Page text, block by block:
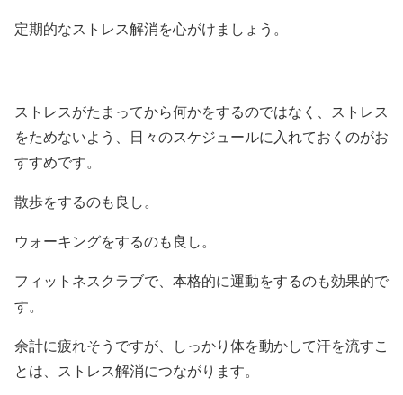
定期的なストレス解消を心がけましょう。
ストレスがたまってから何かをするのではなく、ストレス
をためないよう、日々のスケジュールに入れておくのがお
すすめです。
散歩をするのも良し。
ウォーキングをするのも良し。
フィットネスクラブで、本格的に運動をするのも効果的で
す。
余計に疲れそうですが、しっかり体を動かして汗を流すこ
とは、ストレス解消につながります。